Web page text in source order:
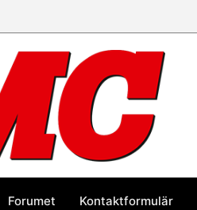
Forumet Kontaktformulär